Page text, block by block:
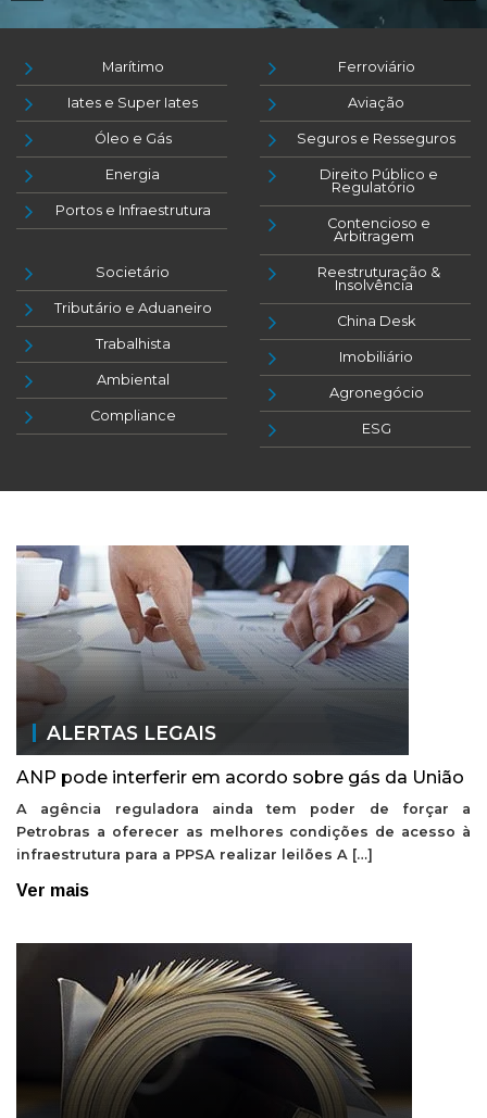
Marítimo
Iates e Super Iates
Óleo e Gás
Energia
Portos e Infraestrutura
Ferroviário
Aviação
Seguros e Resseguros
Direito Público e
Regulatório
Contencioso e
Arbitragem
Societário
Tributário e Aduaneiro
Trabalhista
Ambiental
Compliance
Reestruturação &
Insolvência
China Desk
Imobiliário
Agronegócio
ESG
ALERTAS LEGAIS
ANP pode interferir em acordo sobre gás da União
A agência reguladora ainda tem poder de forçar a
Petrobras a oferecer as melhores condições de acesso à
infraestrutura para a PPSA realizar leilões A […]
Ver mais